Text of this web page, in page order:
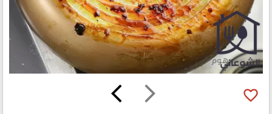
arrow_forward_ios
arrow_back_ios favorite_border